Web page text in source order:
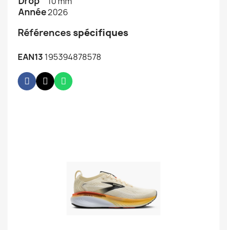
Année2026
Références spécifiques
EAN13 195394878578